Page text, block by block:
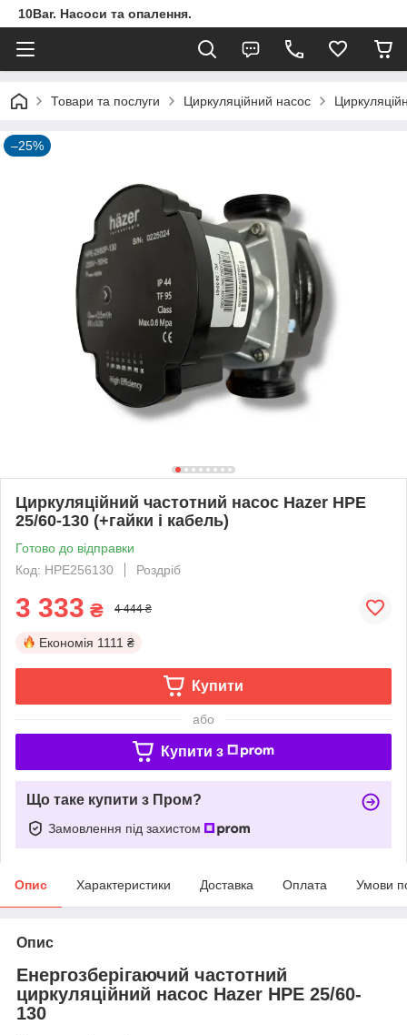
10Bar. Насоси та опалення.
Товари та послуги Циркуляційний насос
–25%
Циркуляційний частотний насос Hazer HPE
25/60-130 (+гайки і кабель)
Готово до відправки
Код: HPE256130
Роздріб
3 333 ₴ 4 444 ₴
Економія 1111 ₴
Купити
або
Купити з
Що таке купити з Пром?
Замовлення під захистом
Опис Характеристики Доставка Оплата Умови
Опис
Енергозберігаючий частотний
циркуляційний насос Hazer HPE 25/60-
130